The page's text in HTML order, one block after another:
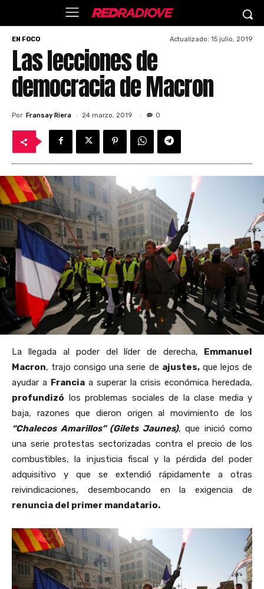
EN FOCO Actualizado: 15 julio, 2019
Las lecciones de
democracia de Macron
Por Fransay Riera 24 marzo, 2019 0
La llegada al poder del líder de derecha, Emmanuel
Macron, trajo consigo una serie de ajustes,que lejos de
ayudar a Francia a superar la crisis económica heredada,
profundizó los problemas sociales de la clase media y
baja, razones que dieron origen al movimiento de los
“Chalecos Amarillos” (Gilets Jaunes), que inició como
una serie protestas sectorizadas contra el precio de los
combustibles, la injusticia fiscal y la pérdida del poder
adquisitivo y que se extendió rápidamente a otras
reivindicaciones, desembocando en la exigencia de
renuncia del primer mandatario.